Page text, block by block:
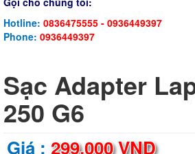
Hotline: 0836475555 - 0936449397
Phone: 0936449397
Sạc Adapter
250 G6
Giá : 299.000 VND